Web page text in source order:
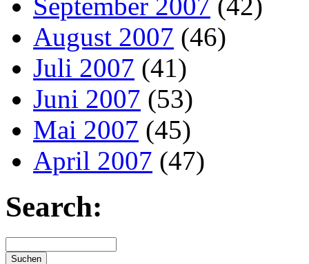
August 2007 (46)
Juli 2007 (41)
Juni 2007 (53)
Mai 2007 (45)
April 2007 (47)
Search: